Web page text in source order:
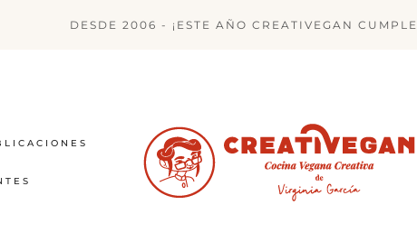
DESDE 2006 - ¡ESTE AÑO CREATIVEGAN CUMPLE